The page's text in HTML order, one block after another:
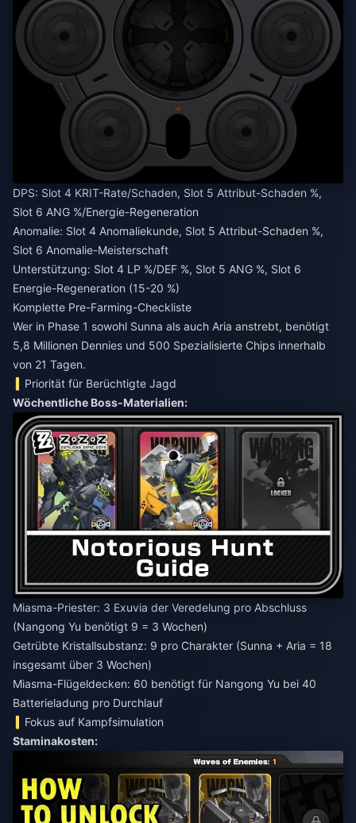
DPS: Slot 4 KRIT-Rate/Schaden, Slot 5 Attribut-Schaden %,
Slot 6 ANG %/Energie-Regeneration
Anomalie: Slot 4 Anomaliekunde, Slot 5 Attribut-Schaden %,
Slot 6 Anomalie-Meisterschaft
Unterstützung: Slot 4 LP %/DEF %, Slot 5 ANG %, Slot 6
Energie-Regeneration (15-20 %)
Komplette Pre-Farming-Checkliste
Wer in Phase 1 sowohl Sunna als auch Aria anstrebt, benötigt
5,8 Millionen Dennies und 500 Spezialisierte Chips innerhalb
von 21 Tagen.
Priorität für Berüchtigte Jagd
Wöchentliche Boss-Materialien:
Miasma-Priester: 3 Exuvia der Veredelung pro Abschluss
(Nangong Yu benötigt 9 = 3 Wochen)
Getrübte Kristallsubstanz: 9 pro Charakter (Sunna + Aria = 18
insgesamt über 3 Wochen)
Miasma-Flügeldecken: 60 benötigt für Nangong Yu bei 40
Batterieladung pro Durchlauf
Fokus auf Kampfsimulation
Staminakosten: